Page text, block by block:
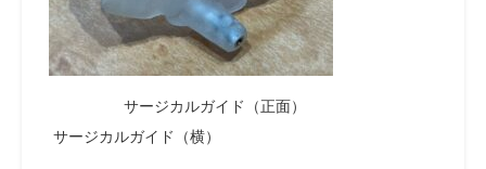
サージカルガイド（正面）
サージカルガイド（横）